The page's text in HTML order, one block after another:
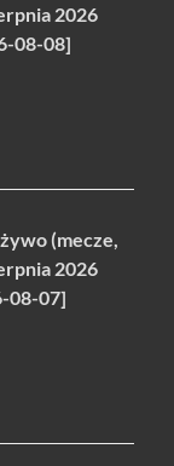
2026
08-08]
(mecze,
2026
08-07]